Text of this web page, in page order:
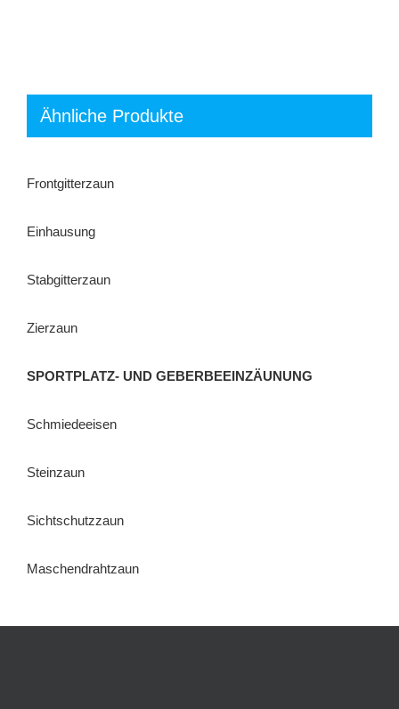
Ähnliche Produkte
Frontgitterzaun
Einhausung
Stabgitterzaun
Zierzaun
SPORTPLATZ- UND GEBERBEEINZÄUNUNG
Schmiedeeisen
Steinzaun
Sichtschutzzaun
Maschendrahtzaun